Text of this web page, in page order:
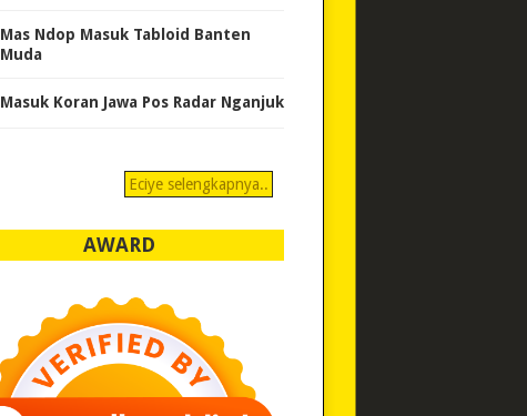
Mas Ndop Masuk Tabloid Banten
Muda
Masuk Koran Jawa Pos Radar Nganjuk
Eciye selengkapnya..
AWARD